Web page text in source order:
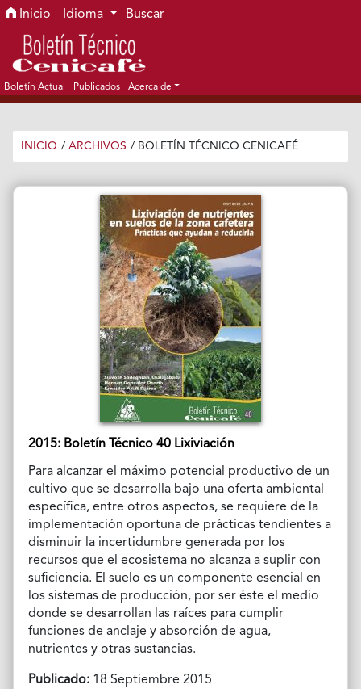
Ir al menú de navegación principal
Ir al contenido principal
Ir al pie de página del sitio
Inicio Idioma Buscar
Boletín Actual Publicados Acerca de
INICIO / ARCHIVOS / BOLETÍN TÉCNICO CENICAFÉ
2015: Boletín Técnico 40 Lixiviación
Para alcanzar el máximo potencial productivo de un
cultivo que se desarrolla bajo una oferta ambiental
específica, entre otros aspectos, se requiere de la
implementación oportuna de prácticas tendientes a
disminuir la incertidumbre generada por los
recursos que el ecosistema no alcanza a suplir con
suficiencia. El suelo es un componente esencial en
los sistemas de producción, por ser éste el medio
donde se desarrollan las raíces para cumplir
funciones de anclaje y absorción de agua,
nutrientes y otras sustancias.
Publicado:18 Septiembre 2015